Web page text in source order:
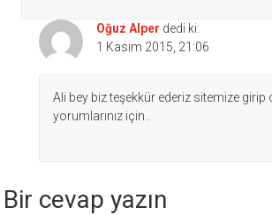
Oğuz Alper dedi ki:
1 Kasım 2015, 21:06
Ali bey biz teşekkür ederiz sitemize girip
yorumlarınız için..
Bir cevap yazın